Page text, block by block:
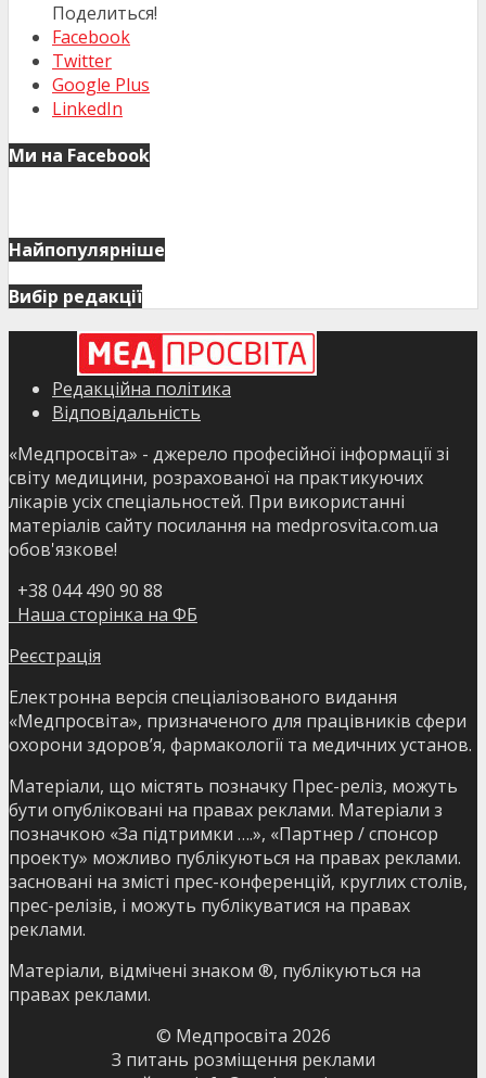
Поделиться!
Facebook
Twitter
Google Plus
LinkedIn
Ми на Facebook
Найпопулярніше
Вибір редакції
Редакційна політика
Відповідальність
«Медпросвіта» - джерело професійної інформації зі
світу медицини, розрахованої на практикуючих
лікарів усіх спеціальностей. При використанні
матеріалів сайту посилання на medprosvita.com.ua
обов'язкове!
+38 044 490 90 88
Наша сторінка на ФБ
Реєстрація
Електронна версія спеціалізованого видання
«Медпросвіта», призначеного для працівників сфери
охорони здоров’я, фармакології та медичних установ.
Матеріали, що містять позначку Прес-реліз, можуть
бути опубліковані на правах реклами. Матеріали з
позначкою «За підтримки ….», «Партнер / спонсор
проекту» можливо публікуються на правах реклами.
засновані на змісті прес-конференцій, круглих столів,
прес-релізів, і можуть публікуватися на правах
реклами.
Матеріали, відмічені знаком ®, публікуються на
правах реклами.
© Медпросвіта 2026
З питань розміщення реклами